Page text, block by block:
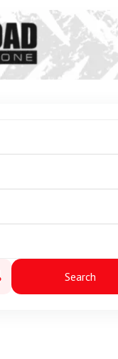
Сухая масса: 382 кг.
Search